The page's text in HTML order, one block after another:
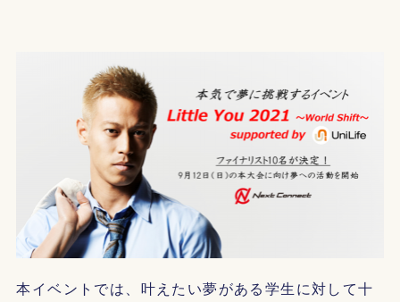
本イベントでは、叶えたい夢がある学生に対して十